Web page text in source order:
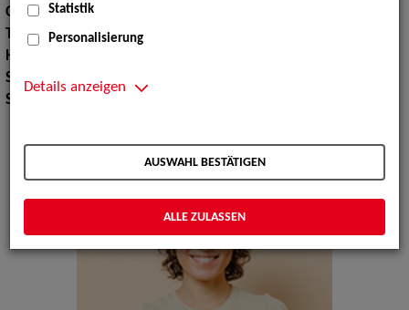
Oberweite:90
Taille:
67
Hüfte:
Schuhgröße:
38
Specials:
Statistik
Personalisierung
Details anzeigen
AUSWAHL BESTÄTIGEN
ALLE ZULASSEN